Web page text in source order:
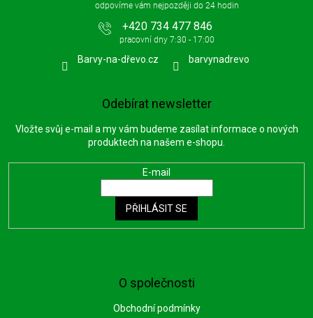
O společnosti
Obchodní podmínky
+420 734 477 846
Barvy-na-dřevo.cz barvynadrevo
Odebírat newsletter
Vložte svůj e-mail a my vám budeme zasílat informace o nových
produktech na našem e-shopu.
E-mail
PŘIHLÁSIT SE